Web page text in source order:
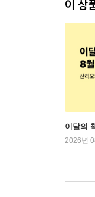
이 상
이달의
2026년